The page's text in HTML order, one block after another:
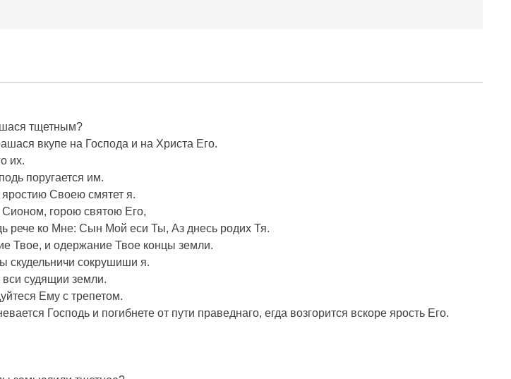
тщетным?
вкупе на Господа и на Христа Его.
их.
поругается им.
яростию Своею смятет я.
горою святою Его,
рече ко Мне: Сын Мой еси Ты, Аз днесь родих Тя.
Твое, и одержание Твое концы земли.
скудельничи сокрушиши я.
судящии земли.
Ему с трепетом.
Господь и погибнете от пути праведнаго, егда возгорится вскоре ярость Его.